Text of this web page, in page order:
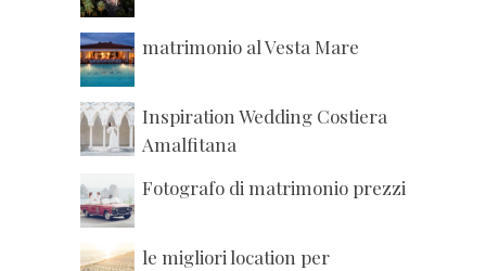
matrimonio al Vesta Mare
Inspiration Wedding Costiera
Amalfitana
Fotografo di matrimonio prezzi
le migliori location per